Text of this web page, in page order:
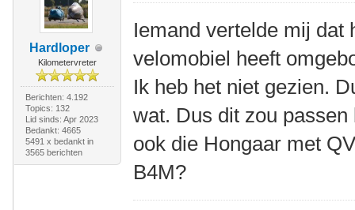
Hardloper
Kilometervreter
Berichten: 4.192
Topics: 132
Lid sinds: Apr 2023
Bedankt: 4665
5491 x bedankt in
3565 berichten
Iemand vertelde mij dat
velomobiel heeft
Ik heb het niet gezien.
wat. Dus dit zou
ook die Hongaar met
B4M?